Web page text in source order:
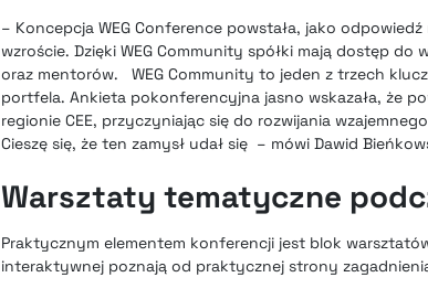
– Koncepcja WEG Conference powstała, jako
wzroście. Dzięki WEG Community spółki mają dostęp
oraz mentorów. WEG Community to jeden z trzech
portfela. Ankieta pokonferencyjna jasno wskazała, że
regionie CEE, przyczyniając się do rozwijania
Cieszę się, że ten zamysł udał się – mówi Dawid
Warsztaty tematyczne
Praktycznym elementem konferencji jest blok
interaktywnej poznają od praktycznej strony